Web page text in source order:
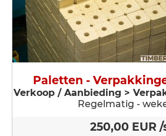
Paletten -
Verkoop / Aanbieding >
Regelmatig -
250,00 EUR